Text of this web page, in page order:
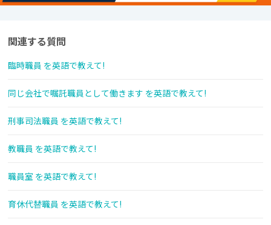
関連する質問
臨時職員 を英語で教えて!
同じ会社で嘱託職員として働きます を英語で教えて!
刑事司法職員 を英語で教えて!
教職員 を英語で教えて!
職員室 を英語で教えて!
育休代替職員 を英語で教えて!